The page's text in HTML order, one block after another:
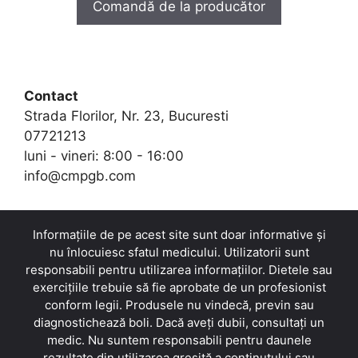
o
5
fost:
159,00 lei.
Comandă de la producător
Contact
Strada Florilor, Nr. 23, Bucuresti
07721213
luni - vineri: 8:00 - 16:00
info@cmpgb.com
Informațiile de pe acest site sunt doar informative și
nu înlocuiesc sfatul medicului. Utilizatorii sunt
responsabili pentru utilizarea informațiilor. Dietele sau
exercițiile trebuie să fie aprobate de un profesionist
conform legii. Produsele nu vindecă, previn sau
diagnostichează boli. Dacă aveți dubii, consultați un
medic. Nu suntem responsabili pentru daunele